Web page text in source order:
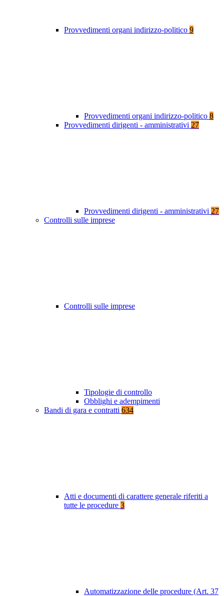
Provvedimenti organi indirizzo-politico 9
Provvedimenti organi indirizzo-politico 8
Provvedimenti dirigenti - amministrativi 27
Provvedimenti dirigenti - amministrativi 27
Controlli sulle imprese
Controlli sulle imprese
Tipologie di controllo
Obblighi e adempimenti
Bandi di gara e contratti 634
Atti e documenti di carattere generale riferiti a
tutte le procedure 3
Automatizzazione delle procedure (Art. 37